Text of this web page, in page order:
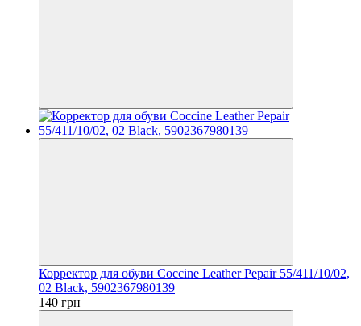
Корректор для обуви Coccine Leather Pepair 55/411/10/02,
02 Black, 5902367980139
140 грн